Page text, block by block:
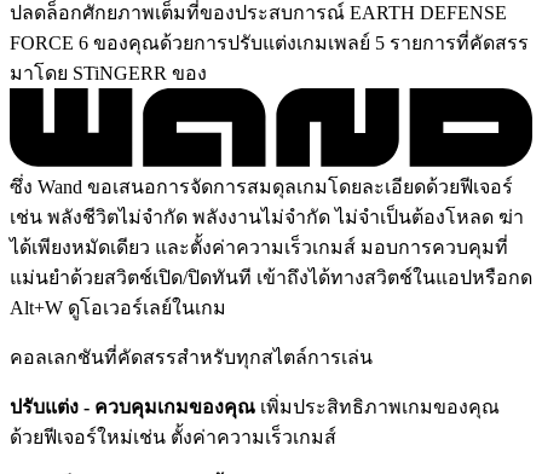
ปลดล็อกศักยภาพเต็มที่ของประสบการณ์ EARTH DEFENSE
FORCE 6 ของคุณด้วยการปรับแต่งเกมเพลย์ 5 รายการที่คัดสรร
มาโดย STiNGERR ของ
ซึ่ง Wand ขอเสนอการจัดการสมดุลเกมโดยละเอียดด้วยฟีเจอร์
เช่น พลังชีวิตไม่จำกัด พลังงานไม่จำกัด ไม่จำเป็นต้องโหลด ฆ่า
ได้เพียงหมัดเดียว และตั้งค่าความเร็วเกมส์ มอบการควบคุมที่
แม่นยำด้วยสวิตช์เปิด/ปิดทันที เข้าถึงได้ทางสวิตช์ในแอปหรือกด
Alt+W ดูโอเวอร์เลย์ในเกม
คอลเลกชันที่คัดสรรสำหรับทุกสไตล์การเล่น
ปรับแต่ง - ควบคุมเกมของคุณ เพิ่มประสิทธิภาพเกมของคุณ
ด้วยฟีเจอร์ใหม่เช่น ตั้งค่าความเร็วเกมส์